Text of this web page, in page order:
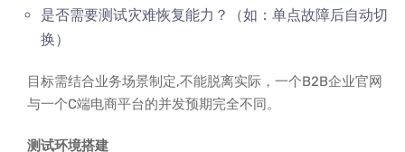
是否需要测试灾难恢复能力？（如：单点故障后自动切
换）
目标需结合业务场景制定,不能脱离实际，一个B2B企业官网
与一个C端电商平台的并发预期完全不同。
测试环境搭建